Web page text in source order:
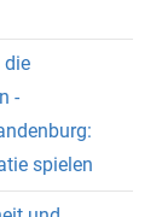
die
-
spielen